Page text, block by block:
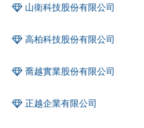
山衛科技股份有限公司
高柏科技股份有限公司
喬越實業股份有限公司
正越企業有限公司